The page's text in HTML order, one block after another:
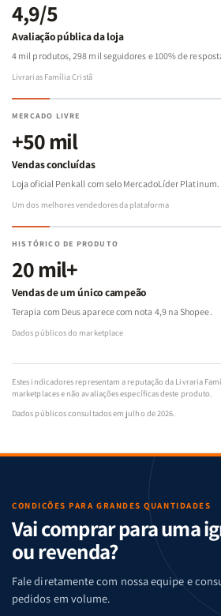
4,9/5
Avaliação pública da loja
4 mil produtos, 298 mil seguidores e 100% de
Livrarias Família Cristã
MERCADO LIVRE
+50 mil
Vendas concluídas
Loja oficial Penkall com selo MercadoLíder Platinum.
Um dos melhores vendedores da plataforma
HISTÓRICO DE PRODUTO
20 mil+
Vendas de um único campeão
Terapia com Deus aparece com nota 4,9 na Shopee.
Dados públicos do marketplace
Estes indicadores representam a reputação da Livraria
marketplaces e não avaliações específicas deste produto.
Dados públicos consultados em julho de 2026.
CONDIÇÕES PARA GRANDES QUANTIDADES
Vai comprar para uma
ou revenda?
Fale diretamente com nossa equipe e
pedidos em volume.